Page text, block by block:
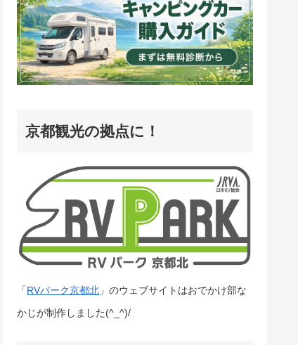
京都観光の拠点に！
「RVパーク京都北 」のウェブサイトはおでかけ部な
かじが制作しました(^_^)/